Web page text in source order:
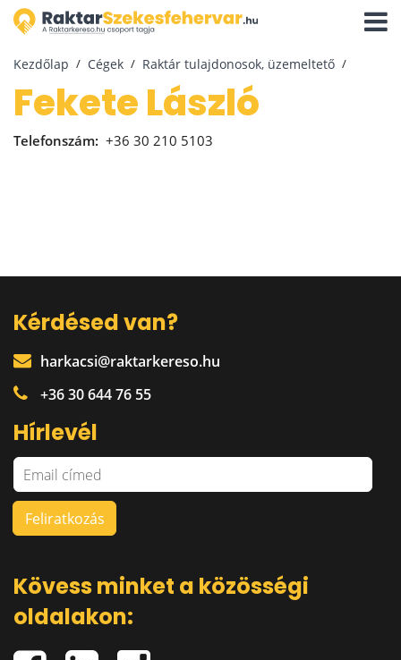
Kezdőlap Cégek Raktár tulajdonosok, üzemeltető
Fekete László
Telefonszám: +36 30 210 5103
Kérdésed van?
harkacsi@raktarkereso.hu
+36 30 644 76 55
Hírlevél
Kövess minket a közösségi
oldalakon: